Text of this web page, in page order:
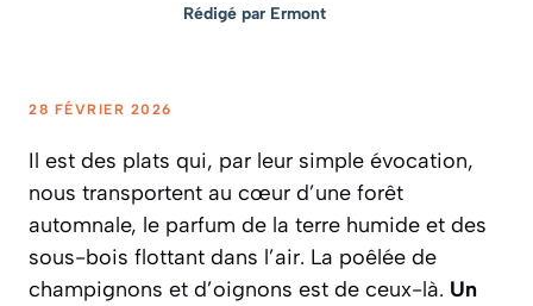
Rédigé par Ermont
28 FÉVRIER 2026
Il est des plats qui, par leur simple évocation,
nous transportent au cœur d’une forêt
automnale, le parfum de la terre humide et des
sous-bois flottant dans l’air. La poêlée de
champignons et d’oignons est de ceux-là. Un